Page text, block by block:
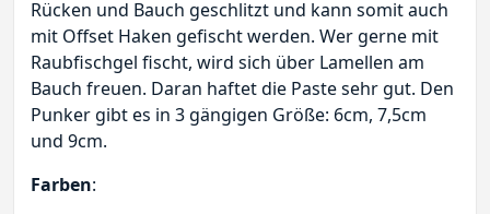
Rücken und Bauch geschlitzt und kann somit auch
mit Offset Haken gefischt werden. Wer gerne mit
Raubfischgel fischt, wird sich über Lamellen am
Bauch freuen. Daran haftet die Paste sehr gut. Den
Punker gibt es in 3 gängigen Größe: 6cm, 7,5cm
und 9cm.
Farben: